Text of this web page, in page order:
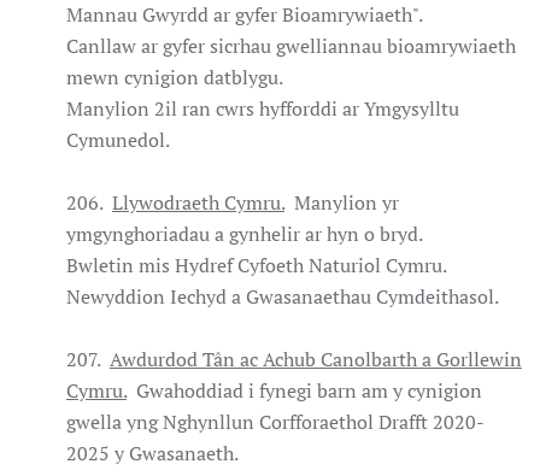
Mannau Gwyrdd ar gyfer Bioamrywiaeth".
Canllaw ar gyfer sicrhau gwelliannau bioamrywiaeth
mewn cynigion datblygu.
Manylion 2il ran cwrs hyfforddi ar Ymgysylltu
Cymunedol.
206. Llywodraeth Cymru.Manylion yr
ymgynghoriadau a gynhelir ar hyn o bryd.
Bwletin mis Hydref Cyfoeth Naturiol Cymru.
Newyddion Iechyd a Gwasanaethau Cymdeithasol.
207. Awdurdod Tân ac Achub Canolbarth a Gorllewin
Cymru.Gwahoddiad i fynegi barn am y cynigion
gwella yng Nghynllun Corfforaethol Drafft 2020-
2025 y Gwasanaeth.